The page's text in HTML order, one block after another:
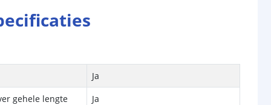
Ja
gehele lengte
Ja